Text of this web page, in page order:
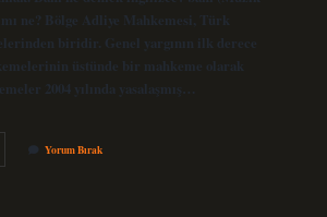
ne? Bölge Adliye Mahkemesi, Türk
biridir. Genel yargının ilk derece
üstünde bir mahkeme olarak
2004 yılında yasalaşmış…
Yorum Bırak